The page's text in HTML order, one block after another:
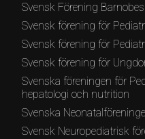
Svensk Förening
Svensk förening för
Svensk förening för
Svensk förening för
Svenska föreningen för
hepatologi och nutrition
Svenska
Svensk Neuropediatrisk